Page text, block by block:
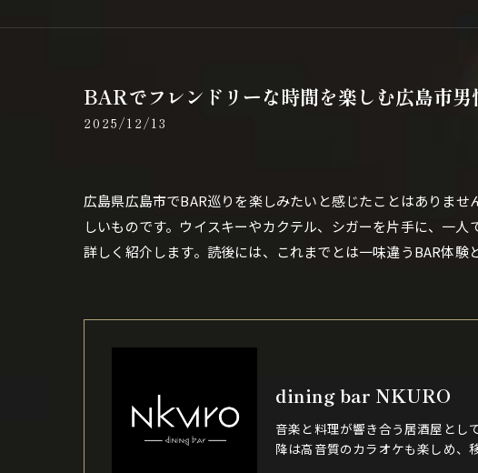
BARでフレンドリーな時間を楽しむ広島市
2025/12/13
広島県広島市でBAR巡りを楽しみたいと感じたことはありま
しいものです。ウイスキーやカクテル、シガーを片手に、一
詳しく紹介します。読後には、これまでとは一味違うBAR体験
dining bar NKURO
音楽と料理が響き合う居酒屋とし
降は高音質のカラオケも楽しめ、